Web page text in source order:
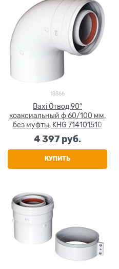
18866
Baxi Отвод 90°
коаксиальный ф 60/100 мм,
без муфты, KHG 714101510
4 397 руб.
КУПИТЬ